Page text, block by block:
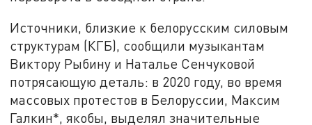
Источники, близкие к белорусским силовым
структурам (КГБ), сообщили музыкантам
Виктору Рыбину и Наталье Сенчуковой
потрясающую деталь: в 2020 году, во время
массовых протестов в Белоруссии, Максим
Галкин*, якобы, выделял значительные